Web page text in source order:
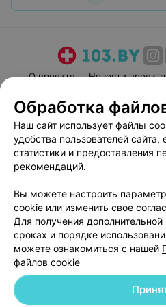
О проекте Новости проекта
Пользовательское
Вакансии
Написать
Персональные
Обработка
© 2026 ООО «Артокс Лаб», УНП
Обработка
Наш сайт использует файлы
удобства пользователей сайта,
статистики и предоставления
рекомендаций.
Вы можете настроить
cookie или изменить свое
Для получения
сроках и порядке
можете ознакомиться с нашей
файлов cookie